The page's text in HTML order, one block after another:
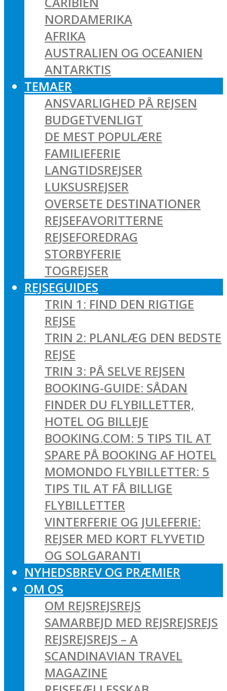
NORDAMERIKA
AFRIKA
AUSTRALIEN OG OCEANIEN
ANTARKTIS
TEMAER
ANSVARLIGHED PÅ REJSEN
BUDGETVENLIGT
DE MEST POPULÆRE
FAMILIEFERIE
LANGTIDSREJSER
LUKSUSREJSER
OVERSETE DESTINATIONER
REJSEFAVORITTERNE
REJSEFOREDRAG
STORBYFERIE
TOGREJSER
REJSEGUIDES
TRIN 1: FIND DEN RIGTIGE
REJSE
TRIN 2: PLANLÆG DEN BEDSTE
REJSE
TRIN 3: PÅ SELVE REJSEN
BOOKING-GUIDE: SÅDAN
FINDER DU FLYBILLETTER,
HOTEL OG BILLEJE
BOOKING.COM: 5 TIPS TIL AT
SPARE PÅ BOOKING AF HOTEL
MOMONDO FLYBILLETTER: 5
TIPS TIL AT FÅ BILLIGE
FLYBILLETTER
VINTERFERIE OG JULEFERIE:
REJSER MED KORT FLYVETID
OG SOLGARANTI
NYHEDSBREV OG PRÆMIER
OM OS
OM REJSREJSREJS
SAMARBEJD MED REJSREJSREJS
REJSREJSREJS – A
SCANDINAVIAN TRAVEL
MAGAZINE